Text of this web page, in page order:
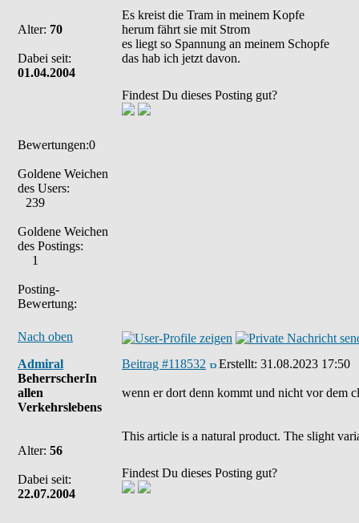
Alter: 70
Dabei seit:
01.04.2004
Bewertungen:0
Goldene Weichen
des Users:
239
Goldene Weichen
des Postings:
1
Posting-
Bewertung:
Es kreist die Tram in meinem Kopfe
herum fährt sie mit Strom
es liegt so Spannung an meinem Schopfe
das hab ich jetzt davon.
Findest Du dieses Posting gut?
Nach oben
Admiral
BeherrscherIn
allen
Verkehrslebens
Alter: 56
Dabei seit:
22.07.2004
Beitrag #118532 Erstellt: 31.08.2023 17:50
wenn er dort denn kommt und nicht vor dem
This article is a natural product. The slight
Findest Du dieses Posting gut?